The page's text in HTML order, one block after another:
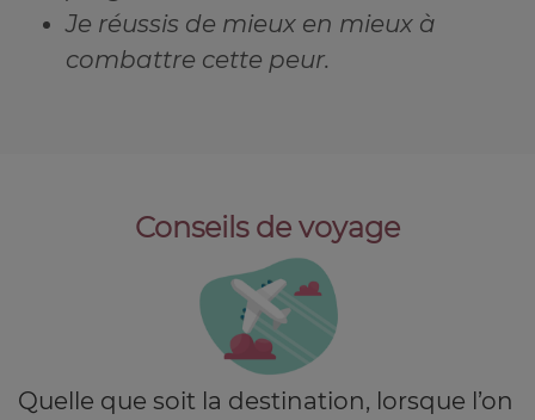
Je réussis de mieux en mieux à
combattre cette peur.
Conseils de voyage
Quelle que soit la destination, lorsque l’on